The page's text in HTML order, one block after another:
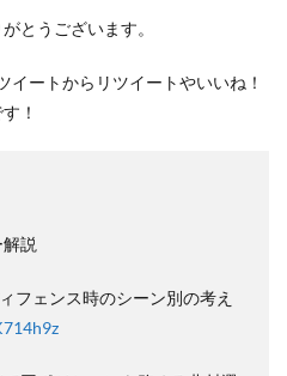
とうございます。
イートからリツイートやいいね！
！
説
フェンス時のシーン別の考え